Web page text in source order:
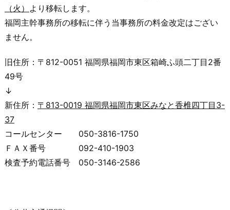
（火） より移転します。
福岡主幹事務所の移転に伴う当事務所の料金改定はござい
ません。
旧住所：〒812-0051 福岡県福岡市東区箱崎ふ頭二丁目2番
49号
↓
新住所： 〒813-0019 福岡県福岡市東区みなと香椎四丁目3-
37
コールセンター 050-3816-1750
ＦＡＸ番号 092-410-1903
検査予約電話番号 050-3146-2586